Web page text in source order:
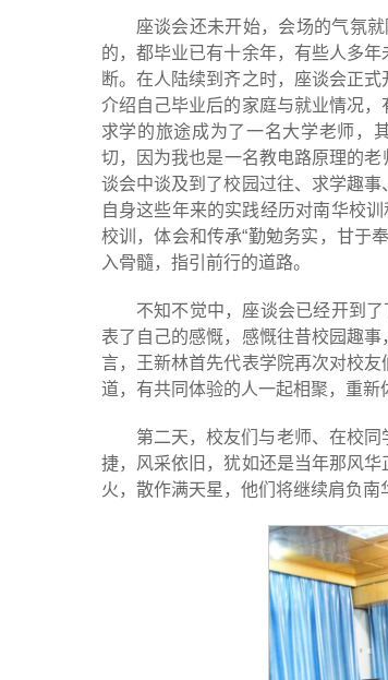
座谈会还未开始，会场的气氛
的，都毕业已有十余年，有些人多
断。在人陆续到齐之时，座谈会正
介绍自己毕业后的家庭与就业情况
求学的旅途成为了一名大学老师，
切，因为我也是一名教电路原理的老
谈会中谈及到了校园过往、求学趣
自身这些年来的实践经历对南华校
校训，体会和传承“勤勉务实，甘于
入骨髓，指引前行的道路。
不知不觉中，座谈会已经开到
表了自己的感慨，感慨往昔校园趣
言，王新林首先代表学院再次对校
道，有共同体验的人一起相聚，重新
第二天，校友们与老师、在校
捷，风采依旧，犹如还是当年那风
火，散作满天星，他们将继续肩负南